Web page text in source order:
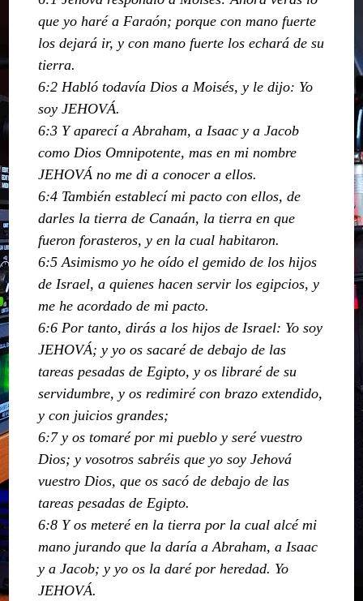
que yo haré a Faraón; porque con mano fuerte
los dejará ir, y con mano fuerte los echará de su
tierra.
6:2 Habló todavía Dios a Moisés, y le dijo: Yo
soy JEHOVÁ.
6:3 Y aparecí a Abraham, a Isaac y a Jacob
como Dios Omnipotente, mas en mi nombre
JEHOVÁ no me di a conocer a ellos.
6:4 También establecí mi pacto con ellos, de
darles la tierra de Canaán, la tierra en que
fueron forasteros, y en la cual habitaron.
6:5 Asimismo yo he oído el gemido de los hijos
de Israel, a quienes hacen servir los egipcios, y
me he acordado de mi pacto.
6:6 Por tanto, dirás a los hijos de Israel: Yo soy
JEHOVÁ; y yo os sacaré de debajo de las
tareas pesadas de Egipto, y os libraré de su
servidumbre, y os redimiré con brazo extendido,
y con juicios grandes;
6:7 y os tomaré por mi pueblo y seré vuestro
Dios; y vosotros sabréis que yo soy Jehová
vuestro Dios, que os sacó de debajo de las
tareas pesadas de Egipto.
6:8 Y os meteré en la tierra por la cual alcé mi
mano jurando que la daría a Abraham, a Isaac
y a Jacob; y yo os la daré por heredad. Yo
JEHOVÁ.